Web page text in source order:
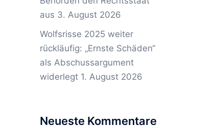
aus 3. August 2026
Wolfsrisse 2025 weiter
rückläufig: „Ernste Schäden“
als Abschussargument
widerlegt 1. August 2026
Neueste Kommentare